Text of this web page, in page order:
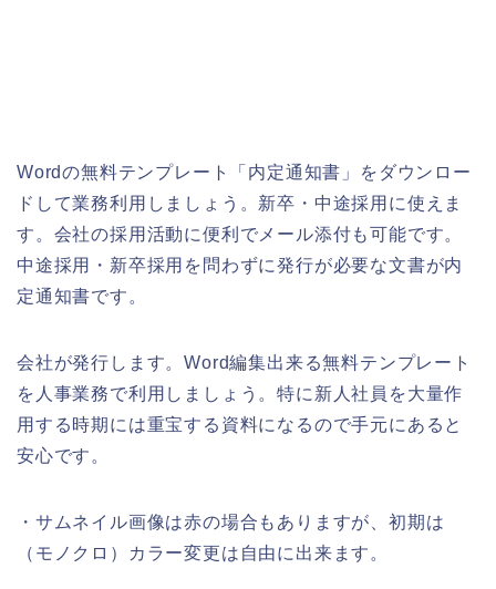
Wordの無料テンプレート「内定通知書」をダウンロー
ドして業務利用しましょう。新卒・中途採用に使えま
す。会社の採用活動に便利でメール添付も可能です。
中途採用・新卒採用を問わずに発行が必要な文書が内
定通知書です。
会社が発行します。Word編集出来る無料テンプレート
を人事業務で利用しましょう。特に新人社員を大量作
用する時期には重宝する資料になるので手元にあると
安心です。
・サムネイル画像は赤の場合もありますが、初期は
（モノクロ）カラー変更は自由に出来ます。